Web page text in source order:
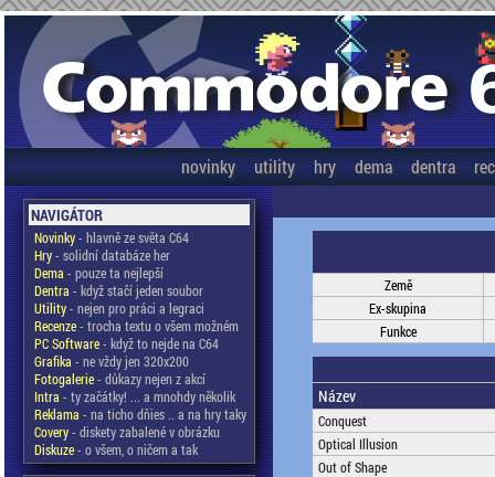
novinky utility hry dema dentra
NAVIGÁTOR
Novinky- hlavně ze světa C64
Hry- solidní databáze her
Dema - pouze ta nejlepší
Dentra - když stačí jeden soubor
Utility- nejen pro práci a legraci
Recenze- trocha textu o všem možném
PC Software- když to nejde na C64
Grafika - ne vždy jen 320x200
Fotogalerie- důkazy nejen z akcí
Intra - ty začátky! ... a mnohdy několik
Reklama - na ticho dňies .. a na hry taky
Covery- diskety zabalené v obrázku
Diskuze- o všem, o ničem a tak
Země
Ex-skupina
Funkce
Název
Conquest
Optical Illusion
Out of Shape